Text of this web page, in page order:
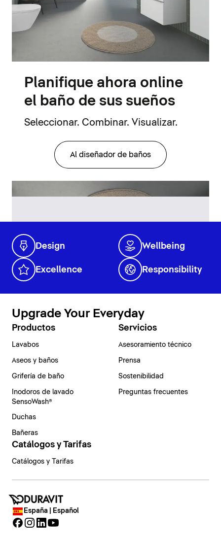
Planifique ahora online
el baño de sus sueños
Seleccionar. Combinar. Visualizar.
Al diseñador de baños
Design Wellbeing
Excellence Responsibility
Upgrade Your Everyday
Productos
Lavabos
Aseos y baños
Grifería de baño
Inodoros de lavado
SensoWash®
Duchas
Bañeras
Servicios
Asesoramiento técnico
Prensa
Sostenibilidad
Preguntas frecuentes
Catálogos y Tarifas
Catálogos y Tarifas
España | Español